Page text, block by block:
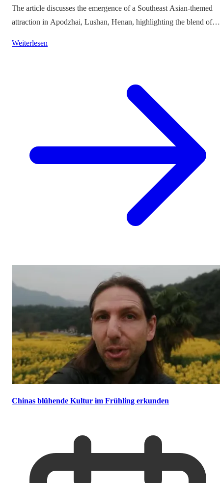
The article discusses the emergence of a Southeast Asian-themed
attraction in Apodzhai, Lushan, Henan, highlighting the blend of
of such themed tourism projects.
Weiterlesen
Chinas blühende Kultur im Frühling erkunden